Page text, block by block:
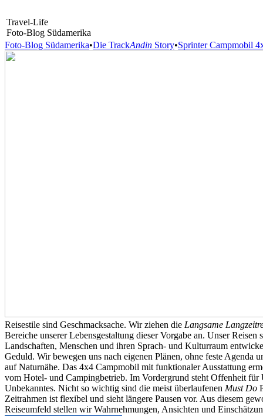
Travel-Life
Foto-Blog Südamerika
Foto-Blog Südamerika•Die TrackAndin Story•Sprinter Campmobil
Reisestile sind Geschmacksache. Wir ziehen die Langsame
Bereiche unserer Lebensgestaltung dieser Vorgabe an. Unser Reisen
Landschaften, Menschen und ihren Sprach- und Kulturraum
Geduld. Wir bewegen uns nach eigenen Plänen, ohne feste Agenda
auf Naturnähe. Das 4x4 Campmobil mit funktionaler Ausstattung
vom Hotel- und Campingbetrieb. Im Vordergrund steht Offenheit für
Unbekanntes. Nicht so wichtig sind die meist überlaufenen Must Do
Zeitrahmen ist flexibel und sieht längere Pausen vor. Aus diesem
Reiseumfeld stellen wir Wahrnehmungen, Ansichten und